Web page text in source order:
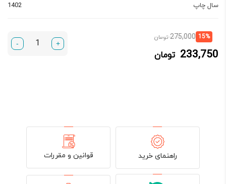
سال چاپ 1402
15%
275,000 تومانقیمت
233,750 تومان
قیمت
233,750 تومان.
+
-
راهنمای خرید قوانین و مقررات